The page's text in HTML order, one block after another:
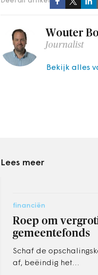
Wouter
Journalist
Bekijk alles
Lees meer
financiën
Roep om
gemeentefonds
Schaf de
af, beëindig het